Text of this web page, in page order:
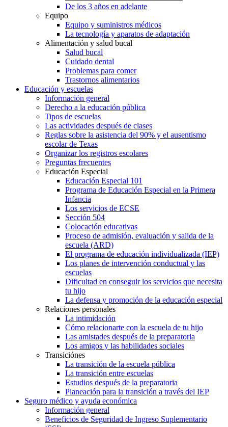
De los 3 años en adelante
Equipo
Equipo y suministros médicos
La tecnología y aparatos de adaptación
Alimentación y salud bucal
Salud bucal
Cuidado dental
Problemas para comer
Trastornos alimentarios
Educación y escuelas
Información general
Derecho a la educación pública
Tipos de escuelas
Las actividades después de clases
Reglas sobre la asistencia del 90% y el ausentismo
escolar de Texas
Organizar los registros escolares
Preguntas frecuentes
Educación Especial
Educación Especial 101
Programa de Educación Especial en la Primera
Infancia
Los servicios de ECSE
Sección 504
Colocación educativas
Proceso de admisión, evaluación y salida de la
escuela (ARD)
El programa de educación individualizada (IEP)
Los planes de intervención conductual y las
escuelas
Dificultad en conseguir los servicios que necesita
tu hijo
La defensa y promoción de la educación especial
Relaciones personales
La intimidación
Cómo relacionarte con la escuela de tu hijo
Las amistades después de la preparatoria
Los amigos y las habilidades sociales
Transiciónes
La transición de la escuela pública
La transición entre escuelas
Estudios después de la preparatoria
Planeación para la transición a través del IEP
Seguro médico y ayuda económica
Información general
Beneficios de Seguridad de Ingreso Suplementario